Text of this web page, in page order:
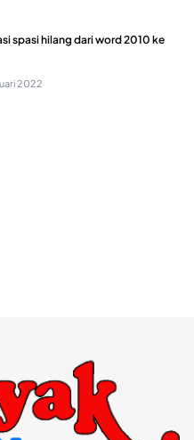
spasi hilang dari word 2010 ke
2022